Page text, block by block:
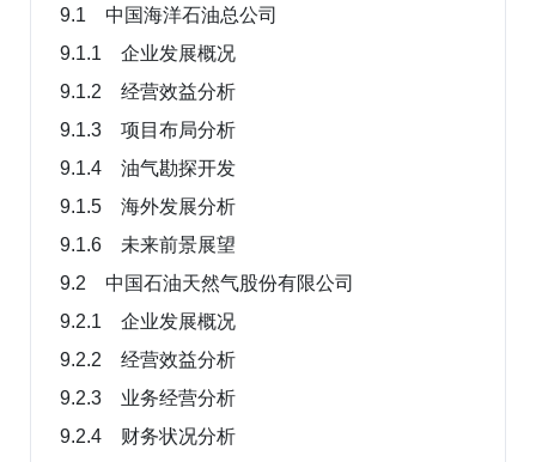
9.1 中国海洋石油总公司
9.1.1 企业发展概况
9.1.2 经营效益分析
9.1.3 项目布局分析
9.1.4 油气勘探开发
9.1.5 海外发展分析
9.1.6 未来前景展望
9.2 中国石油天然气股份有限公司
9.2.1 企业发展概况
9.2.2 经营效益分析
9.2.3 业务经营分析
9.2.4 财务状况分析